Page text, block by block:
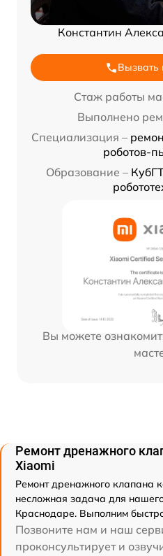
Константин
Вызвать
Стаж работы
Выполнено
Специализация –
роботов-
Образование –
Вы можете
Ремонт дренажного
Xiaomi
Ремонт дренажного клапана
несложная задача для
Краснодаре. Выполним
Позвоните нам и наш
проконсультирует и